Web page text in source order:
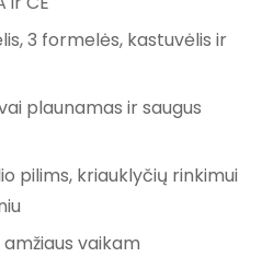
3 formelės, kastuvėlis ir
plaunamas ir saugus
pilims, kriauklyčių rinkimui
vaikam